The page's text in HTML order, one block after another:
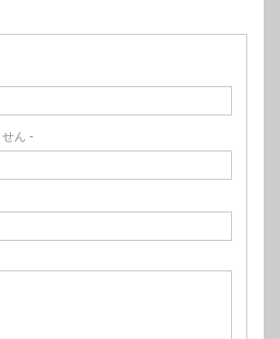
ん -